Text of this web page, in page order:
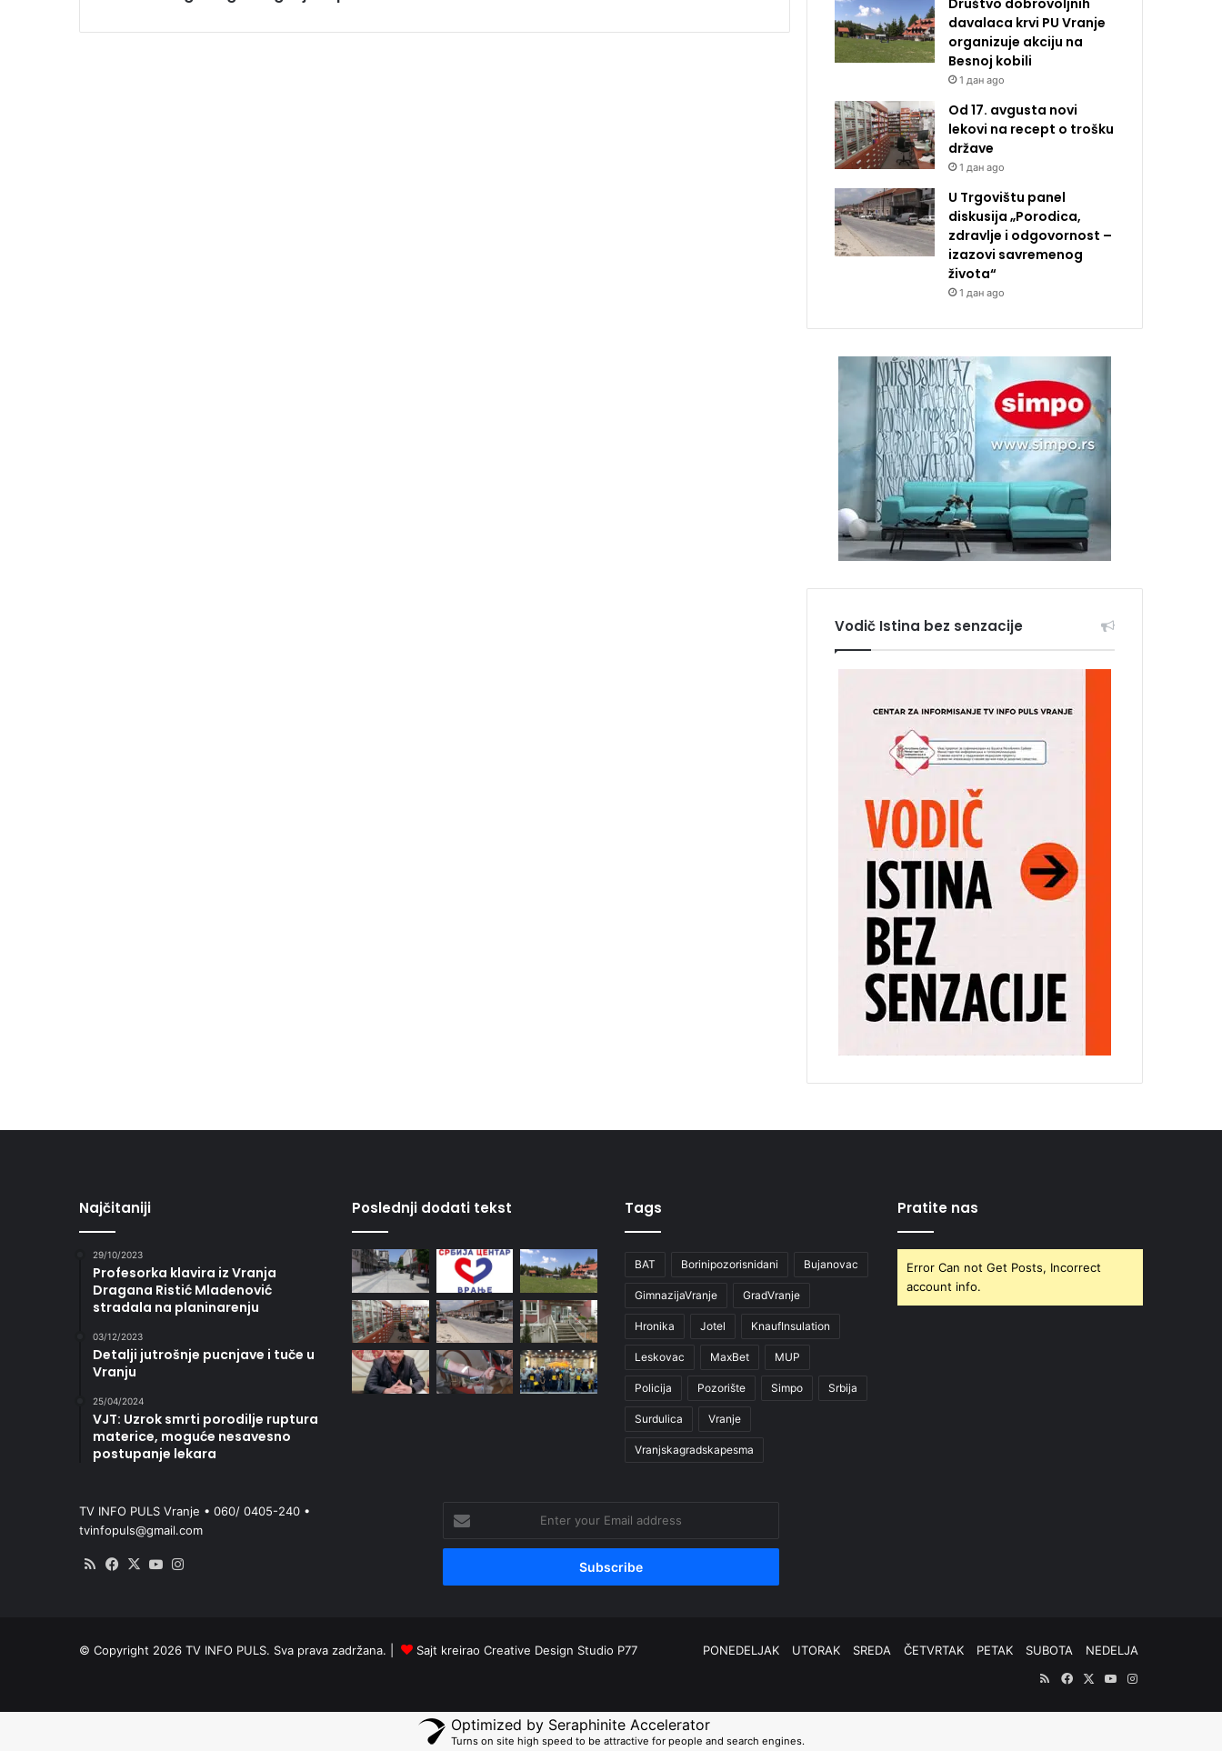
davalaca krvi PU Vranje
organizuje akciju na
Besnoj kobili
1 дан ago
Od 17. avgusta novi
lekovi na recept o trošku
države
1 дан ago
U Trgovištu panel
diskusija „Porodica,
zdravlje i odgovornost –
izazovi savremenog
života“
1 дан ago
Vodič Istina bez senzacije
Najčitaniji
29/10/2023
Profesorka klavira iz Vranja
Dragana Ristić Mladenović
stradala na planinarenju
03/12/2023
Detalji jutrošnje pucnjave i tuče u
Vranju
25/04/2024
VJT: Uzrok smrti porodilje ruptura
materice, moguće nesavesno
postupanje lekara
Poslednji dodati tekst Tags
BAT Borinipozorisnidani Bujanovac
GimnazijaVranje GradVranje
Hronika Jotel KnaufInsulation
Leskovac MaxBet MUP
Policija Pozorište Simpo Srbija
Surdulica Vranje
Vranjskagradskapesma
Pratite nas
Error Can not Get Posts, Incorrect
account info.
TV INFO PULS Vranje • 060/ 0405-240 •
tvinfopuls@gmail.com
RSS Facebook
X YouTube
your
Email
© Copyright 2026 TV INFO PULS. Sva prava zadržana. | Sajt kreirao Creative Design Studio P77 PONEDELJAK UTORAK SREDA ČETVRTAK PETAK SUBOTA
NEDELJA
RSSFacebook
X YouTubeInstagram
Optimized by Seraphinite Accelerator
Turns on site high speed to be attractive for people and search engines.